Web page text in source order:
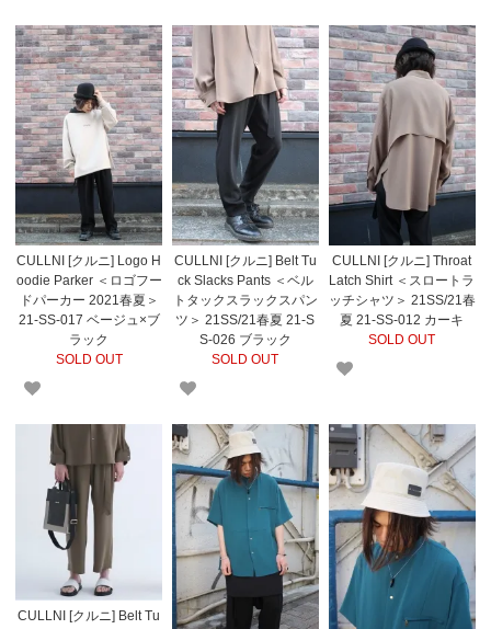
CULLNI [クルニ] Logo H
oodie Parker ＜ロゴフー
ドパーカー 2021春夏＞
21-SS-017 ベージュ×ブ
ラック
SOLD OUT
CULLNI [クルニ] Belt Tu
ck Slacks Pants ＜ベル
トタックスラックスパン
ツ＞ 21SS/21春夏 21-S
S-026 ブラック
SOLD OUT
CULLNI [クルニ] Throat
Latch Shirt ＜スロートラ
ッチシャツ＞ 21SS/21春
夏 21-SS-012 カーキ
SOLD OUT
CULLNI [クルニ] Belt Tu